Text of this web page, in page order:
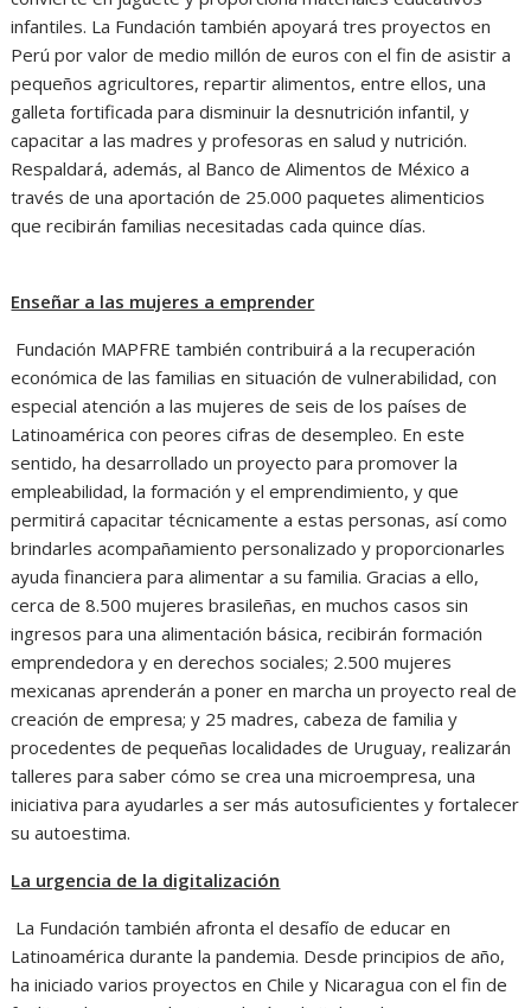
infantiles. La Fundación también apoyará tres proyectos en
Perú por valor de medio millón de euros con el fin de asistir a
pequeños agricultores, repartir alimentos, entre ellos, una
galleta fortificada para disminuir la desnutrición infantil, y
capacitar a las madres y profesoras en salud y nutrición.
Respaldará, además, al Banco de Alimentos de México a
través de una aportación de 25.000 paquetes alimenticios
que recibirán familias necesitadas cada quince días.
Enseñar a las mujeres a emprender
Fundación MAPFRE también contribuirá a la recuperación
económica de las familias en situación de vulnerabilidad, con
especial atención a las mujeres de seis de los países de
Latinoamérica con peores cifras de desempleo. En este
sentido, ha desarrollado un proyecto para promover la
empleabilidad, la formación y el emprendimiento, y que
permitirá capacitar técnicamente a estas personas, así como
brindarles acompañamiento personalizado y proporcionarles
ayuda financiera para alimentar a su familia. Gracias a ello,
cerca de 8.500 mujeres brasileñas, en muchos casos sin
ingresos para una alimentación básica, recibirán formación
emprendedora y en derechos sociales; 2.500 mujeres
mexicanas aprenderán a poner en marcha un proyecto real de
creación de empresa; y 25 madres, cabeza de familia y
procedentes de pequeñas localidades de Uruguay, realizarán
talleres para saber cómo se crea una microempresa, una
iniciativa para ayudarles a ser más autosuficientes y fortalecer
su autoestima.
La urgencia de la digitalización
La Fundación también afronta el desafío de educar en
Latinoamérica durante la pandemia. Desde principios de año,
ha iniciado varios proyectos en Chile y Nicaragua con el fin de